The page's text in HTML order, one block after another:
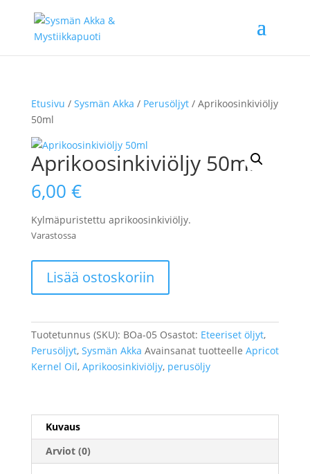
Etusivu / Sysmän Akka / Perusöljyt/ Aprikoosinkiviöljy
50ml
Aprikoosinkiviöljy 50ml
6,00 €
Kylmäpuristettu aprikoosinkiviöljy.
Varastossa
50ml
määrä
Lisää ostoskoriin
Tuotetunnus (SKU): BOa-05 Osastot: Eteeriset öljyt,
Perusöljyt, Sysmän Akka Avainsanat tuotteelle Apricot
Kernel Oil, Aprikoosinkiviöljy, perusöljy
Kuvaus
Arviot (0)